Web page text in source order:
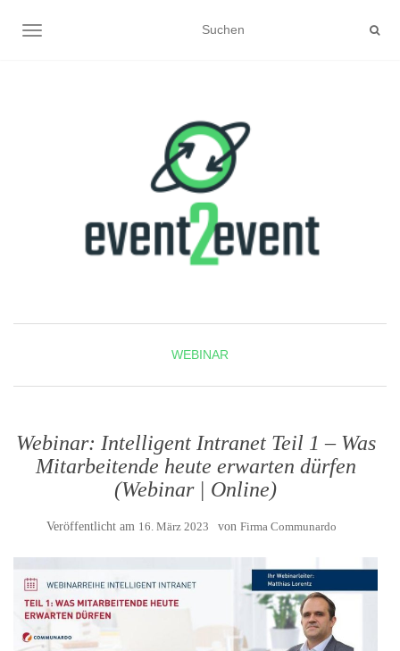
NAVIGATION UMSCHALTEN
WEBINAR
Webinar: Intelligent Intranet Teil 1 – Was
Mitarbeitende heute erwarten dürfen
(Webinar | Online)
Veröffentlicht am 16. März 2023 von Firma Communardo